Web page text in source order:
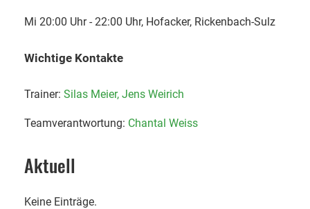
Mi 20:00 Uhr - 22:00 Uhr, Hofacker, Rickenbach-Sulz
Wichtige Kontakte
Trainer: Silas Meier, Jens Weirich
Teamverantwortung: Chantal Weiss
Aktuell
Keine Einträge.